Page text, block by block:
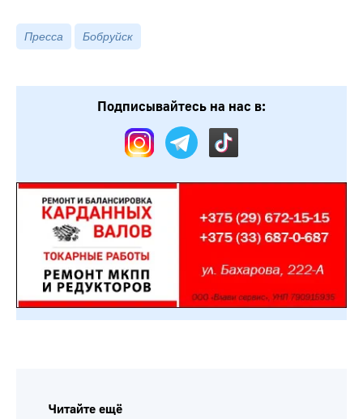
Пресса Бобруйск
Подписывайтесь на нас в:
Читайте ещё